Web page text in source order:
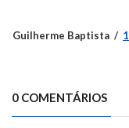
Guilherme Baptista
0 COMENTÁRIOS